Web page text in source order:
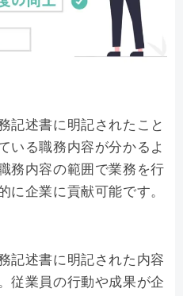
記述書に明記されたこと
いる職務内容が分かるよ
務内容の範囲で業務を行
に企業に貢献可能です。
記述書に明記された内容
従業員の行動や成果が企